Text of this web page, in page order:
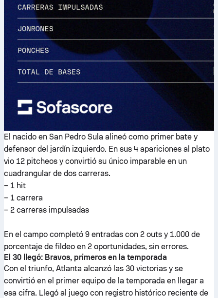
El nacido en San Pedro Sula alineó como primer bate y
defensor del jardín izquierdo. En sus 4 apariciones al plato
vio 12 pitcheos y convirtió su único imparable en un
cuadrangular de dos carreras.
– 1 hit
– 1 carrera
– 2 carreras impulsadas
En el campo completó 9 entradas con 2 outs y 1.000 de
porcentaje de fildeo en 2 oportunidades, sin errores.
El 30 llegó: Bravos, primeros en la temporada
Con el triunfo, Atlanta alcanzó las 30 victorias y se
convirtió en el primer equipo de la temporada en llegar a
esa cifra. Llegó al juego con registro histórico reciente de